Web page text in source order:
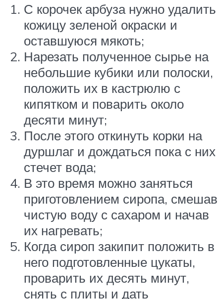
С корочек арбуза нужно удалить
кожицу зеленой окраски и
оставшуюся мякоть;
Нарезать полученное сырье на
небольшие кубики или полоски,
положить их в кастрюлю с
кипятком и поварить около
десяти минут;
После этого откинуть корки на
дуршлаг и дождаться пока с них
стечет вода;
В это время можно заняться
приготовлением сиропа, смешав
чистую воду с сахаром и начав
их нагревать;
Когда сироп закипит положить в
него подготовленные цукаты,
проварить их десять минут,
снять с плиты и дать